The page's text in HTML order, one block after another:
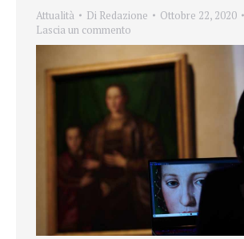
Attualità Di Redazione
Ottobre 22, 2020
Lascia un commento